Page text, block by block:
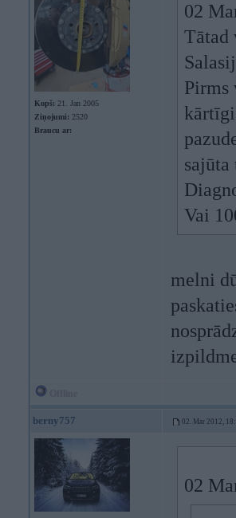
Kopš: 21. Jan 2005
Ziņojumi: 2520
Braucu ar:
02
Tātad
Pirms
sajūta
Vai
melni
berny757 02. Mar 2012,
02